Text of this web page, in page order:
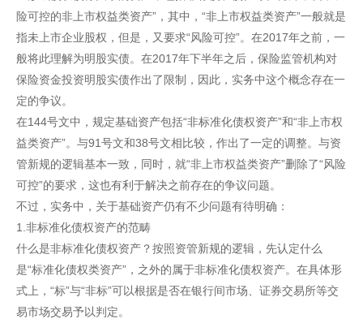
险可控的非上市权益类资产”，其中，“非上市权益类资产”一般就是
指未上市企业股权，但是，又要求“风险可控”。在2017年之前，一
般将此理解为明股实债。在2017年下半年之后，保险监管机构对
保险资金投资明股实债作出了限制，因此，实务中这个概念存在一
定的争议。
在144号文中，规定基础资产包括“非标准化债权资产”和“非上市权
益类资产”。与91号文和38号文相比较，作出了一定的调整。与资
管新规的逻辑基本一致，同时，就“非上市权益类资产”删除了“风险
可控”的要求，这也有利于解决之前存在的争议问题。
不过，实务中，关于基础资产仍有不少问题有待明确：
1.非标准化债权资产的范畴
什么是非标准化债权资产？按照资管新规的逻辑，先认定什么
是“标准化债权类资产”，之外的属于非标准化债权资产。在具体形
式上，“标”与“非标”可以根据是否在银行间市场、证券交易所等交
易市场交易予以判定。